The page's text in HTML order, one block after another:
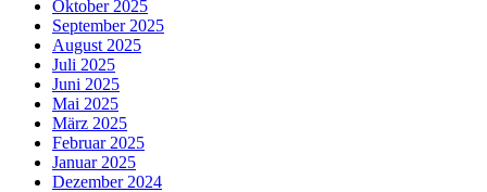
Oktober 2025
September 2025
August 2025
Juli 2025
Juni 2025
Mai 2025
März 2025
Februar 2025
Januar 2025
Dezember 2024